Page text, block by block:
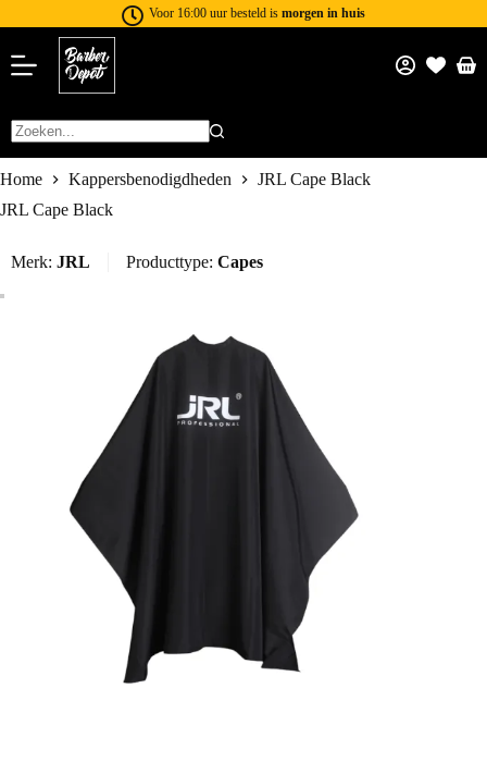
Voor 16:00 uur besteld is morgen in huis
Home Kappersbenodigdheden
JRL Cape Black
JRL Cape Black
Merk: JRL Producttype: Capes